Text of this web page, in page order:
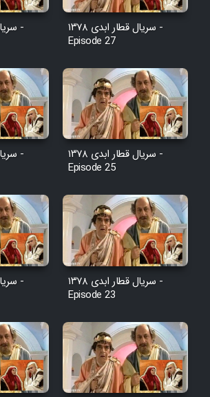
Film Salam be Entezar
Film Tejarat
Film Entehaye Ghodrat
Cartoon Robin Hood - Dooble
Farsi (Ghabl Az Enghelab)
Serial Ayeneh 1364
Serial Bazam Madresam Dir
Serial Hojr ebn Oday 1381
Film Akharin Marhaleh
سریال قطار ابدی ۱۳۷۸ -
Episode 27
سریال قطار ابدی ۱۳۷۸ -
Episode 25
سریال قطار ابدی ۱۳۷۸ -
Episode 23